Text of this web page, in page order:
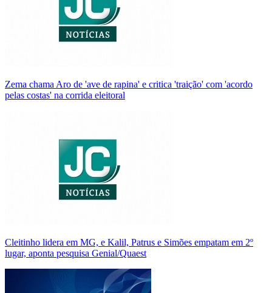
Zema chama Aro de 'ave de rapina' e critica 'traição' com 'acordo
pelas costas' na corrida eleitoral
Cleitinho lidera em MG, e Kalil, Patrus e Simões empatam em 2º
lugar, aponta pesquisa Genial/Quaest